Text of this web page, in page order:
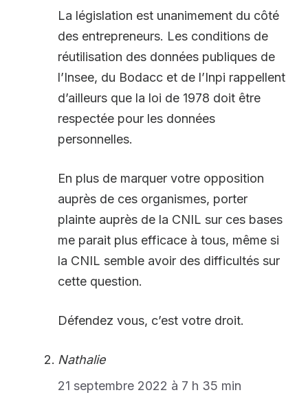
La législation est unanimement du côté
des entrepreneurs. Les conditions de
réutilisation des données publiques de
l’Insee, du Bodacc et de l’Inpi rappellent
d’ailleurs que la loi de 1978 doit être
respectée pour les données
personnelles.
En plus de marquer votre opposition
auprès de ces organismes, porter
plainte auprès de la CNIL sur ces bases
me parait plus efficace à tous, même si
la CNIL semble avoir des difficultés sur
cette question.
Défendez vous, c’est votre droit.
Nathalie
21 septembre 2022 à 7 h 35 min